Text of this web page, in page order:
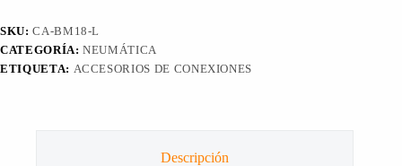
SKU:CA-BM18-L
CATEGORÍA:NEUMÁTICA
ETIQUETA: ACCESORIOS DE CONEXIONES
Descripción